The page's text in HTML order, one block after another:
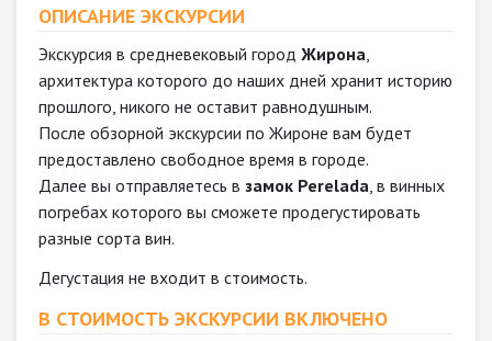
ОПИСАНИЕ ЭКСКУРСИИ
Экскурсия в средневековый город Жирона
архитектура которого до наших дней хранит историю
прошлого, никого не оставит равнодушным.
После обзорной экскурсии по Жироне вам будет
предоставлено свободное время в городе.
Далее вы отправляетесь в замок Perelada , в винных
погребах которого вы сможете продегустировать
разные сорта вин.
Дегустация не входит в стоимость.
В СТОИМОСТЬ ЭКСКУРСИИ ВКЛЮЧЕНО